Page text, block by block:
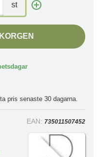
st
pris senaste 30 dagarna.
EAN: 735011507452